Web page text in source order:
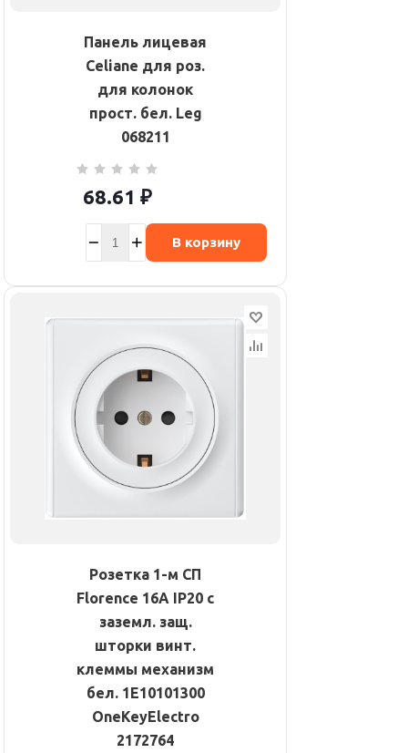
Панель лицевая
Celiane для роз.
для колонок
прост. бел. Leg
068211
68.61 ₽
В корзину
Розетка 1-м СП
Florence 16А IP20 с
заземл. защ.
шторки винт.
клеммы механизм
бел. 1E10101300
OneKeyElectro
2172764